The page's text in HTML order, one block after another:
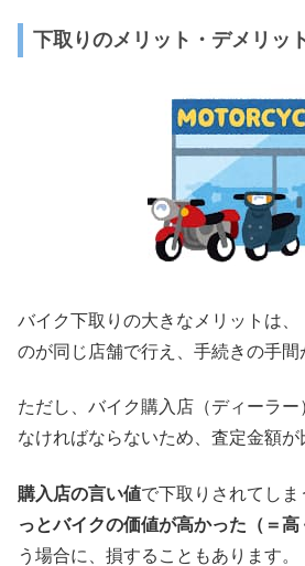
下取りのメリット・デメリッ
バイク下取りの大きなメリットは、
のが同じ店舗で行え、手続きの手間
ただし、バイク購入店（ディーラ
なければならないため、査定金額が
購入店の言い値で下取りされてしま
っとバイクの価値が高かった（＝高
う場合に、損することもあります。